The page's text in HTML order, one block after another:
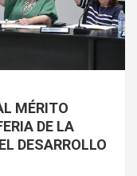
MÉRITO
DE LA
DESARROLLO